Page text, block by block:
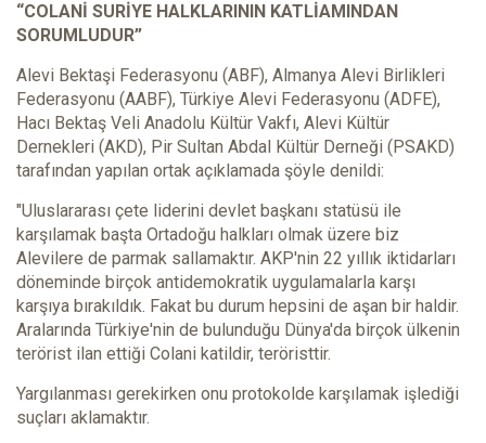
“COLANİ SURİYE HALKLARININ KATLİAMINDAN
SORUMLUDUR”
Alevi Bektaşi Federasyonu (ABF), Almanya Alevi Birlikleri
Federasyonu (AABF), Türkiye Alevi Federasyonu (ADFE),
Hacı Bektaş Veli Anadolu Kültür Vakfı, Alevi Kültür
Dernekleri (AKD), Pir Sultan Abdal Kültür Derneği (PSAKD)
tarafından yapılan ortak açıklamada şöyle denildi:
"Uluslararası çete liderini devlet başkanı statüsü ile
karşılamak başta Ortadoğu halkları olmak üzere biz
Alevilere de parmak sallamaktır. AKP'nin 22 yıllık iktidarları
döneminde birçok antidemokratik uygulamalarla karşı
karşıya bırakıldık. Fakat bu durum hepsini de aşan bir haldir.
Aralarında Türkiye'nin de bulunduğu Dünya'da birçok ülkenin
terörist ilan ettiği Colani katildir, teröristtir.
Yargılanması gerekirken onu protokolde karşılamak işlediği
suçları aklamaktır.